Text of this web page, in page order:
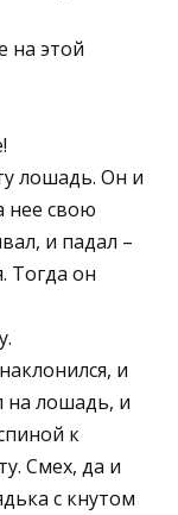
на этой
лошадь. Он и
нее свою
и падал –
Тогда он
и
на лошадь, и
к
Смех, да и
с кнутом